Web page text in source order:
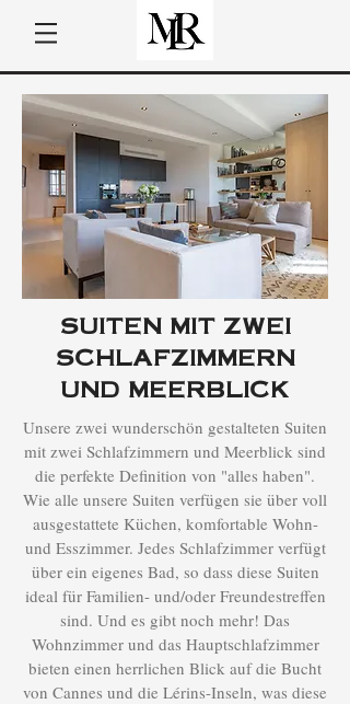
SUITEN MIT ZWEI
SCHLAFZIMMERN
UND MEERBLICK
Unsere zwei wunderschön gestalteten Suiten
mit zwei Schlafzimmern und Meerblick sind
die perfekte Definition von "alles haben".
Wie alle unsere Suiten verfügen sie über voll
ausgestattete Küchen, komfortable Wohn-
und Esszimmer. Jedes Schlafzimmer verfügt
über ein eigenes Bad, so dass diese Suiten
ideal für Familien- und/oder Freundestreffen
sind. Und es gibt noch mehr! Das
Wohnzimmer und das Hauptschlafzimmer
bieten einen herrlichen Blick auf die Bucht
von Cannes und die Lérins-Inseln, was diese